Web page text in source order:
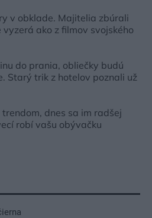
v obklade. Majitelia zbúrali
ako z filmov svojského
do prania, obliečky budú
Starý trik z hotelov poznali už
dnes sa im radšej
robí vašu obývačku